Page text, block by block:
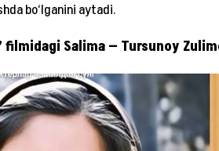
bo‘lganini aytadi.
filmidagi Salima — Tursunoy